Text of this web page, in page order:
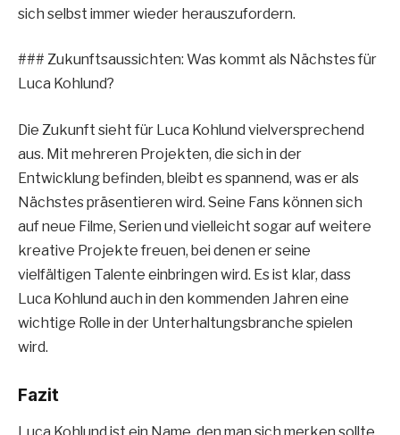
sich selbst immer wieder herauszufordern.
### Zukunftsaussichten: Was kommt als Nächstes für
Luca Kohlund?
Die Zukunft sieht für Luca Kohlund vielversprechend
aus. Mit mehreren Projekten, die sich in der
Entwicklung befinden, bleibt es spannend, was er als
Nächstes präsentieren wird. Seine Fans können sich
auf neue Filme, Serien und vielleicht sogar auf weitere
kreative Projekte freuen, bei denen er seine
vielfältigen Talente einbringen wird. Es ist klar, dass
Luca Kohlund auch in den kommenden Jahren eine
wichtige Rolle in der Unterhaltungsbranche spielen
wird.
Fazit